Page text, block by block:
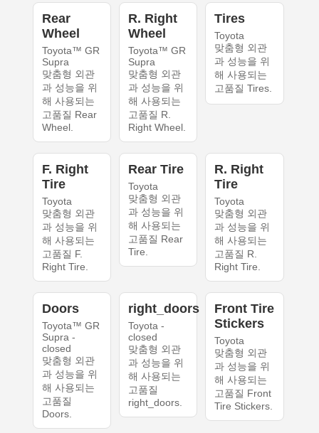
Rear
Wheel
Toyota™ GR
Supra
맞춤형 외관
과 성능을 위
해 사용되는
고품질 Rear
Wheel.
R. Right
Wheel
Toyota™ GR
Supra
맞춤형 외관
과 성능을 위
해 사용되는
고품질 R.
Right Wheel.
Tires
Toyota
맞춤형 외관
과 성능을 위
해 사용되는
고품질 Tires.
F. Right
Tire
Toyota
맞춤형 외관
과 성능을 위
해 사용되는
고품질 F.
Right Tire.
Rear Tire
Toyota
맞춤형 외관
과 성능을 위
해 사용되는
고품질 Rear
Tire.
R. Right
Tire
Toyota
맞춤형 외관
과 성능을 위
해 사용되는
고품질 R.
Right Tire.
Doors
Toyota™ GR
Supra -
closed
맞춤형 외관
과 성능을 위
해 사용되는
고품질
Doors.
right_doors
Toyota -
closed
맞춤형 외관
과 성능을 위
해 사용되는
고품질
right_doors.
Front Tire
Stickers
Toyota
맞춤형 외관
과 성능을 위
해 사용되는
고품질 Front
Tire Stickers.